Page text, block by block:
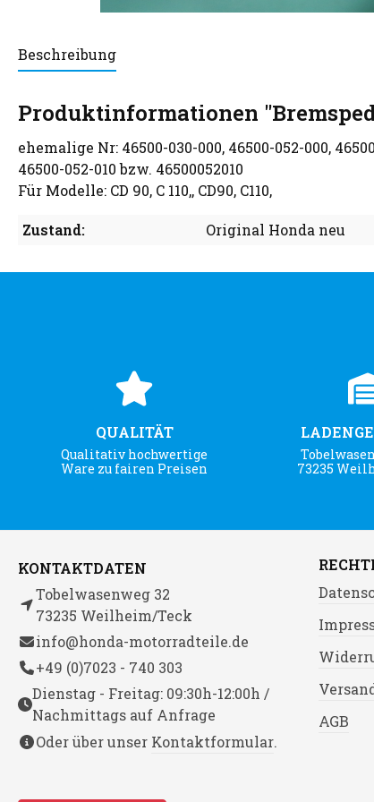
Beschreibung
Produktinformationen
ehemalige Nr: 46500-030-000, 46500-052-000,
46500-052-010 bzw. 46500052010
Für Modelle: CD 90, C 110,, CD90, C110,
Zustand: Original Honda neu
QUALITÄT
Qualitativ hochwertige
Ware zu fairen Preisen
73235
KONTAKTDATEN
Tobelwasenweg 32
73235 Weilheim/Teck
info@honda-motorradteile.de
+49 (0)7023 - 740 303
Dienstag - Freitag: 09:30h-12:00h /
Nachmittags auf Anfrage
Oder über unser Kontaktformular.
AGB